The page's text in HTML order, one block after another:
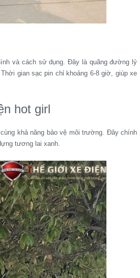
và cách sử dụng. Đây là quãng đường lý
gian sạc pin chỉ khoảng 6-8 giờ, giúp xe
hot girl
khả năng bảo vệ môi trường. Đây chính
tương lai xanh.